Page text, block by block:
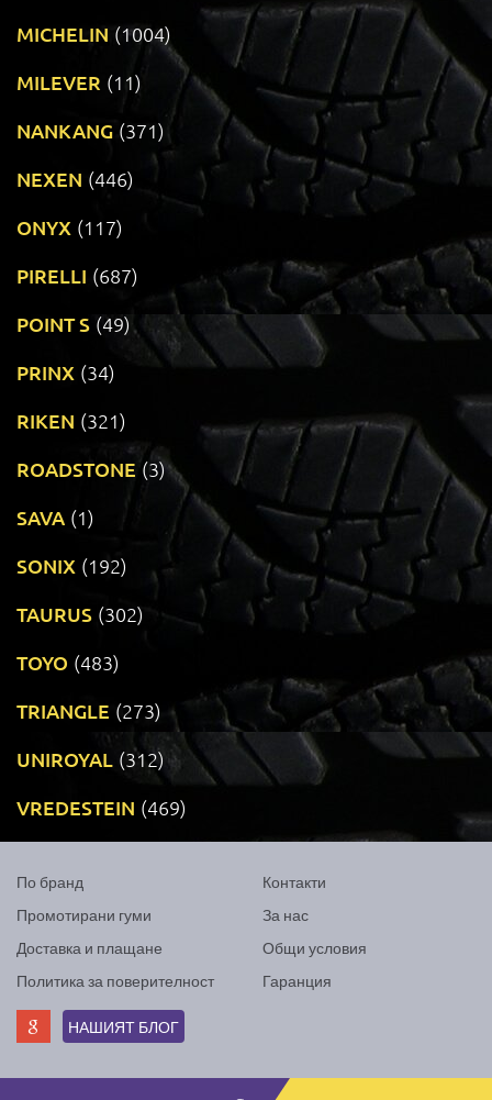
MICHELIN (1004)
MILEVER (11)
NANKANG (371)
NEXEN (446)
ONYX (117)
PIRELLI (687)
POINT S (49)
PRINX (34)
RIKEN (321)
ROADSTONE (3)
SAVA (1)
SONIX (192)
TAURUS (302)
TOYO (483)
TRIANGLE (273)
UNIROYAL (312)
VREDESTEIN (469)
По бранд
Промотирани гуми
Доставка и плащане
Политика за поверителност
Контакти
За нас
Общи условия
Гаранция
НАШИЯТ БЛОГ